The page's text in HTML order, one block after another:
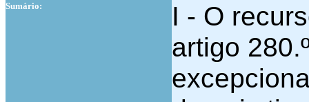
Sumário: I - O
artigo